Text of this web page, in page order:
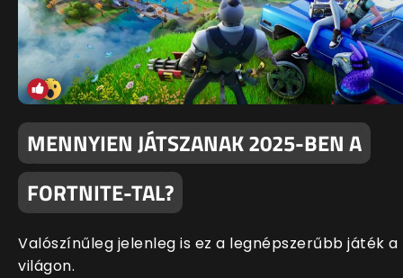
MENNYIEN JÁTSZANAK 2025-BEN A
FORTNITE-TAL?
Valószínűleg jelenleg is ez a legnépszerűbb játék a
világon.